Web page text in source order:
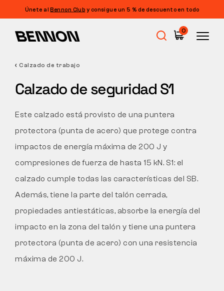
Únete alBennon Club y consigue un 5 % de descuento en todo
0
Barefoot
Outdoor
Calzado informal
Táctico
Calzado de trabajo
Calzado de seguridad S1
Este calzado está provisto de una puntera
protectora (punta de acero) que protege contra
impactos de energía máxima de 200 J y
compresiones de fuerza de hasta 15 kN. S1: el
calzado cumple todas las características del SB.
Además, tiene la parte del talón cerrada,
propiedades antiestáticas, absorbe la energía del
impacto en la zona del talón y tiene una puntera
protectora (punta de acero) con una resistencia
máxima de 200 J.
Filtrado
COLOR
PROPIEDADES
CORTE
ANCHO DEL CALZADO
BORRAR FILTROS